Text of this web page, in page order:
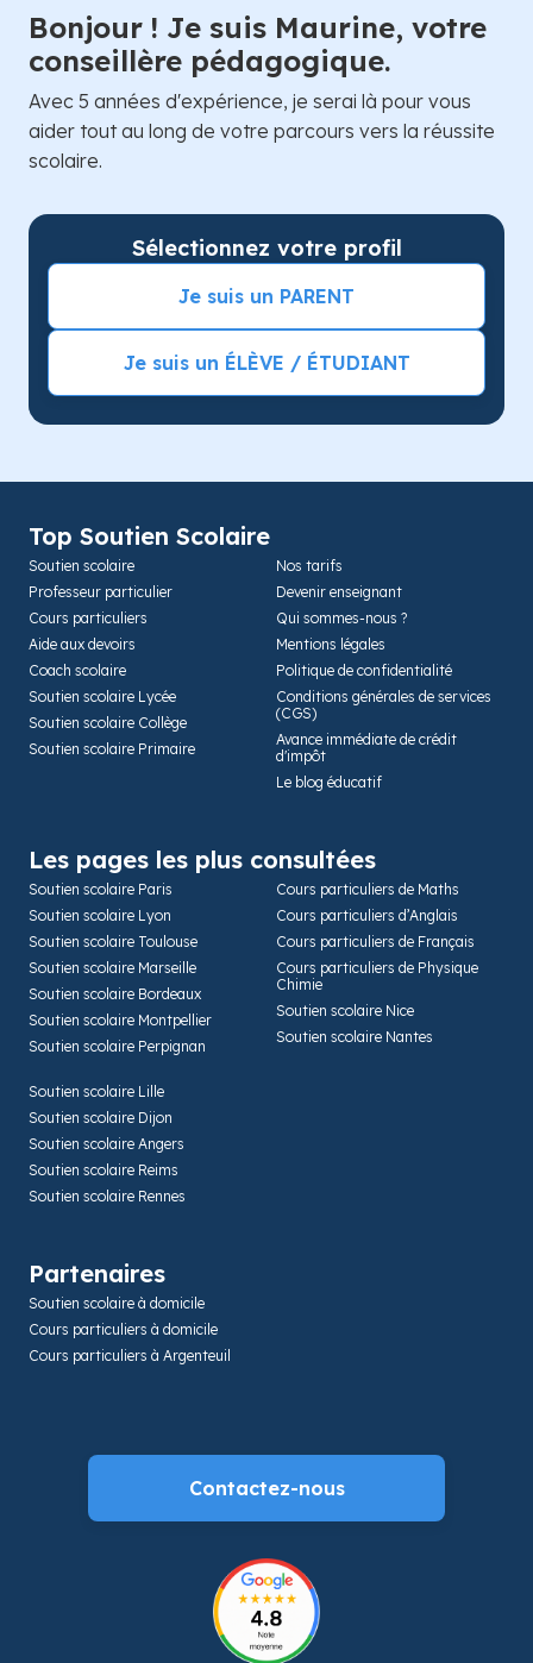
Bonjour ! Je suis Maurine, votre
conseillère pédagogique.
Avec 5 années d'expérience, je serai là pour vous
aider tout au long de votre parcours vers la réussite
scolaire.
Sélectionnez votre profil
Je suis un PARENT
Je suis un ÉLÈVE / ÉTUDIANT
Top Soutien Scolaire
Soutien scolaire
Professeur particulier
Cours particuliers
Aide aux devoirs
Coach scolaire
Soutien scolaire Lycée
Soutien scolaire Collège
Soutien scolaire Primaire
Nos tarifs
Devenir enseignant
Qui sommes-nous ?
Mentions légales
Politique de confidentialité
Conditions générales de services
(CGS)
Avance immédiate de crédit
d'impôt
Le blog éducatif
Les pages les plus consultées
Soutien scolaire Paris
Soutien scolaire Lyon
Soutien scolaire Toulouse
Soutien scolaire Marseille
Soutien scolaire Bordeaux
Soutien scolaire Montpellier
Soutien scolaire Perpignan
Cours particuliers de Maths
Cours particuliers d’Anglais
Cours particuliers de Français
Cours particuliers de Physique
Chimie
Soutien scolaire Nice
Soutien scolaire Nantes
Soutien scolaire Lille
Soutien scolaire Dijon
Soutien scolaire Angers
Soutien scolaire Reims
Soutien scolaire Rennes
Partenaires
Soutien scolaire à domicile
Cours particuliers à domicile
Cours particuliers à Argenteuil
Contactez-nous